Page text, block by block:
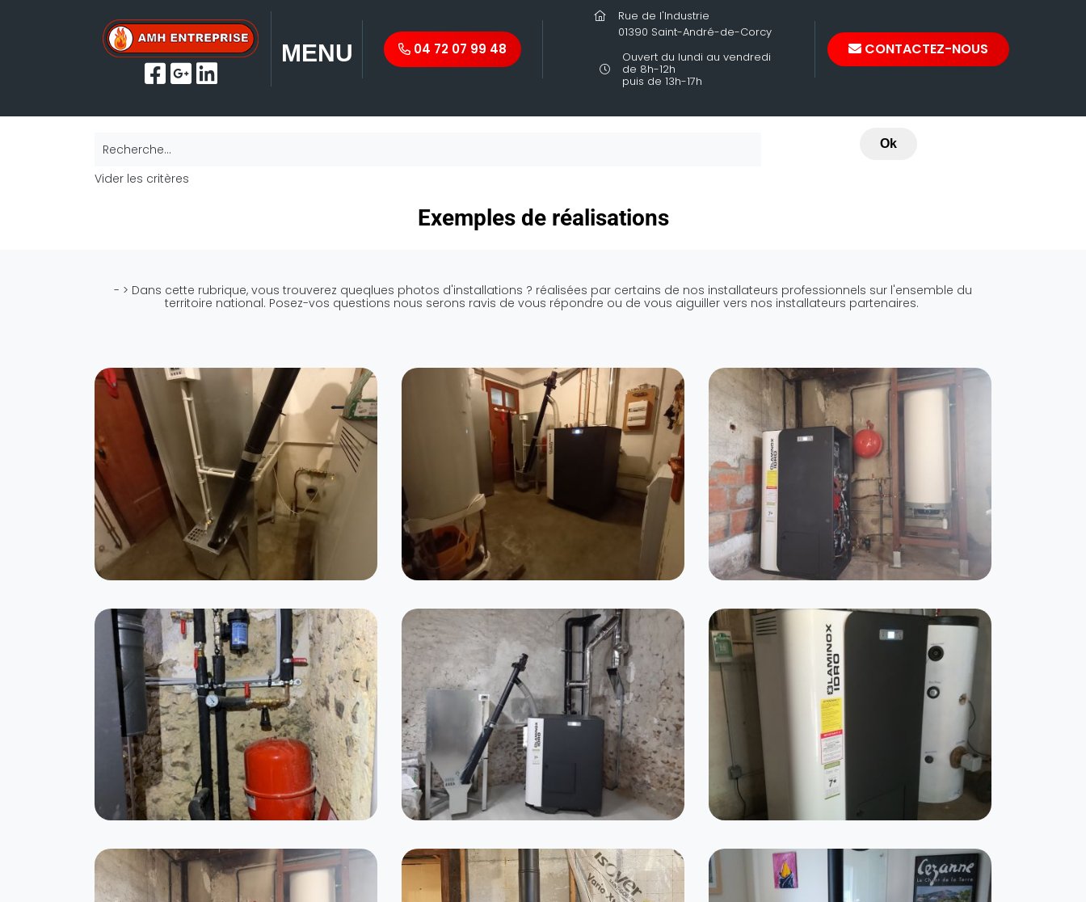
MENU 04 72 07 99 48
Rue de l'Industrie
01390 Saint-André-de-Corcy
Ouvert du lundi au vendredi
de 8h-12h
puis de 13h-17h
CONTACTEZ-NOUS
Recherche... Ok
Vider les critères
Exemples de réalisations
- > Dans cette rubrique, vous trouverez queqlues photos d'installations ? réalisées par certains de nos installateurs professionnels sur l'ensemble du
territoire national. Posez-vos questions nous serons ravis de vous répondre ou de vous aiguiller vers nos installateurs partenaires.